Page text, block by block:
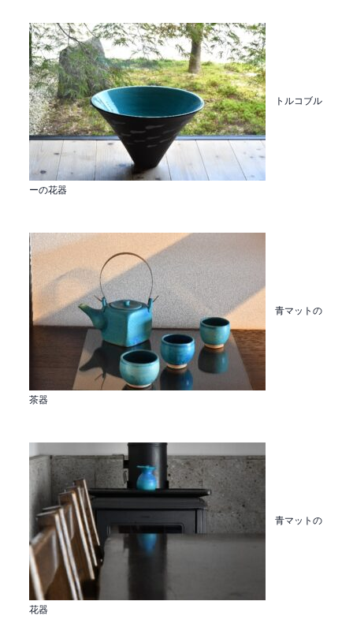
トルコブル
ーの花器
青マットの
茶器
青マットの
花器